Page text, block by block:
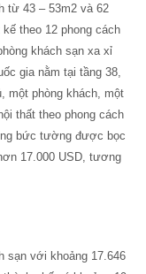
từ 43 – 53m2 và 62
theo 12 phong cách
khách sạn xa xỉ
gia nằm tại tầng 38,
một phòng khách, một
thất theo phong cách
bức tường được bọc
17.000 USD, tương
sạn với khoảng 17.646